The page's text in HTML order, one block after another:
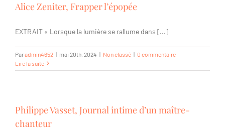
Alice Zeniter, Frapper l’épopée
EXTRAIT « Lorsque la lumière se rallume dans [...]
Paradmin4652 | mai 20th, 2024 | Non classé | 0 commentaire
Lire la suite
Philippe Vasset, Journal intime d’un maître-
chanteur